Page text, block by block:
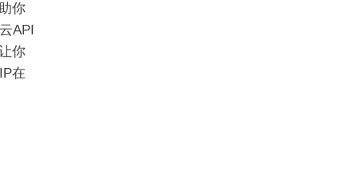
你
API
你
在